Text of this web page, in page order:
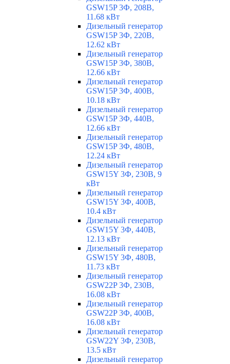
GSW15P 3Ф, 208В,
11.68 кВт
Дизельный генератор
GSW15P 3Ф, 220В,
12.62 кВт
Дизельный генератор
GSW15P 3Ф, 380В,
12.66 кВт
Дизельный генератор
GSW15P 3Ф, 400В,
10.18 кВт
Дизельный генератор
GSW15P 3Ф, 440В,
12.66 кВт
Дизельный генератор
GSW15P 3Ф, 480В,
12.24 кВт
Дизельный генератор
GSW15Y 3Ф, 230В, 9
кВт
Дизельный генератор
GSW15Y 3Ф, 400В,
10.4 кВт
Дизельный генератор
GSW15Y 3Ф, 440В,
12.13 кВт
Дизельный генератор
GSW15Y 3Ф, 480В,
11.73 кВт
Дизельный генератор
GSW22P 3Ф, 230В,
16.08 кВт
Дизельный генератор
GSW22P 3Ф, 400В,
16.08 кВт
Дизельный генератор
GSW22Y 3Ф, 230В,
13.5 кВт
Дизельный генератор